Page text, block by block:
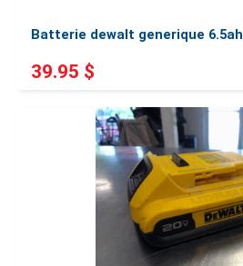
Batterie dewalt generique 6.5ah
39.95 $